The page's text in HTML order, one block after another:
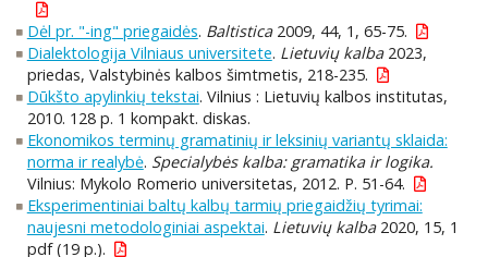
Dėl pr. "-ing" priegaidės. Baltistica2009, 44, 1, 65-75.
Dialektologija Vilniaus universitete. Lietuvių kalba2023,
priedas, Valstybinės kalbos šimtmetis, 218-235.
Dūkšto apylinkių tekstai. Vilnius : Lietuvių kalbos institutas,
2010. 128 p. 1 kompakt. diskas.
Ekonomikos terminų gramatinių ir leksinių variantų sklaida:
norma ir realybė. Specialybės kalba: gramatika ir logika.
Vilnius: Mykolo Romerio universitetas, 2012. P. 51-64.
Eksperimentiniai baltų kalbų tarmių priegaidžių tyrimai:
naujesni metodologiniai aspektai. Lietuvių kalba2020, 15, 1
pdf (19 p.).